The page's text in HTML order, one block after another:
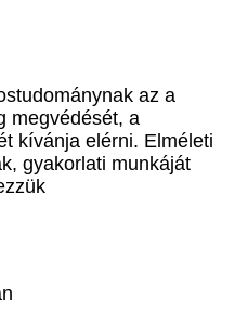
az a
megvédését, a
kívánja elérni. Elméleti
gyakorlati munkáját